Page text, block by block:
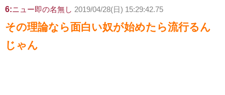
6:ニュー即の名無し 2019/04/28(日) 15:29:42.75
その理論なら面白い奴が始めたら流行るん
じゃん